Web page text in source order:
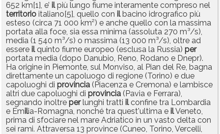
652 km[1], e’ ilpiù lungo fiume interamente compreso nel
territorio italiano[5], quello con ilbacino idrografico più
esteso (circa 71 000 km²) e anche quello con la massima
portata alla foce, sia essa minima (assoluta 270 m³/s),
media (1 540 m³/s) o massima (13 000 m³/s), oltre ad
essere ilquinto fiume europeo (esclusa la Russia) per
portata media (dopo Danubio, Reno, Rodano e Dnepr).
Ha origine in Piemonte, sul Monviso, al Pian del Re, bagna
direttamente un capoluogo di regione (Torino) e due
capoluoghi di provincia (Piacenza e Cremona) e lambisce
altri due capoluoghi di provincia (Pavia e Ferrara),
segnando inoltre perlunghi tratti ilconfine tra Lombardia
e Emilia-Romagna, nonché tra quest'ultima e ilVeneto,
prima di sfociare nel mare Adriatico in un vasto delta con
sei rami. Attraversa 13 province (Cuneo, Torino, Vercelli,